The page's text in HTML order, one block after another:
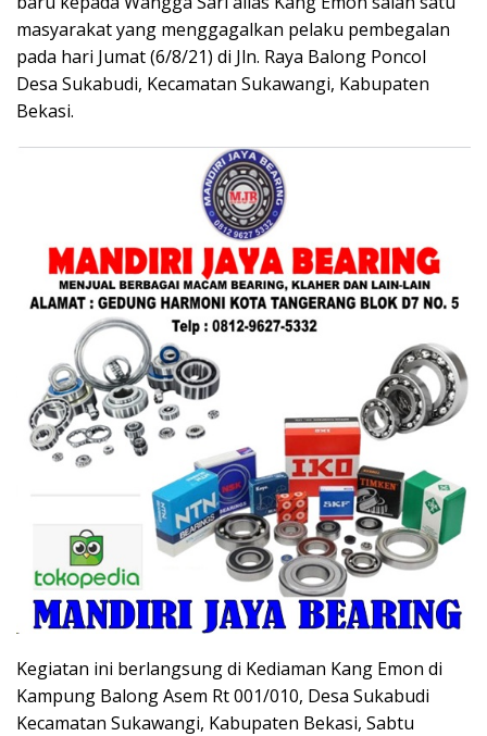
masyarakat yang menggagalkan pelaku pembegalan
pada hari Jumat (6/8/21) di Jln. Raya Balong Poncol
Desa Sukabudi, Kecamatan Sukawangi, Kabupaten
Bekasi.
Kegiatan ini berlangsung di Kediaman Kang Emon di
Kampung Balong Asem Rt 001/010, Desa Sukabudi
Kecamatan Sukawangi, Kabupaten Bekasi, Sabtu